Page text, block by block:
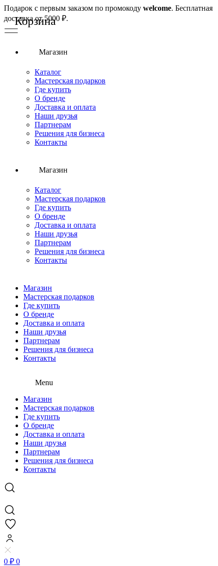
Подарок с первым заказом по промокоду welcome. Бесплатная
доставка от 5000 ₽.
Магазин
Каталог
Мастерская подарков
Где купить
О бренде
Доставка и оплата
Наши друзья
Партнерам
Решения для бизнеса
Контакты
Магазин
Каталог
Мастерская подарков
Где купить
О бренде
Доставка и оплата
Наши друзья
Партнерам
Решения для бизнеса
Контакты
Магазин
Мастерская подарков
Где купить
О бренде
Доставка и оплата
Наши друзья
Партнерам
Решения для бизнеса
Контакты
Menu
Магазин
Мастерская подарков
Где купить
О бренде
Доставка и оплата
Наши друзья
Партнерам
Решения для бизнеса
Контакты
0 ₽ 0